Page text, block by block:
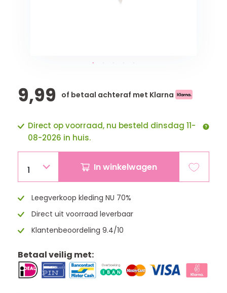
9,99 of betaal achteraf met Klarna
Direct op voorraad, nu besteld dinsdag 11-
08-2026 in huis.
1 In winkelwagen
Leegverkoop kleding NU 70%
Direct uit voorraad leverbaar
Klantenbeoordeling 9.4/10
Betaal veilig met: